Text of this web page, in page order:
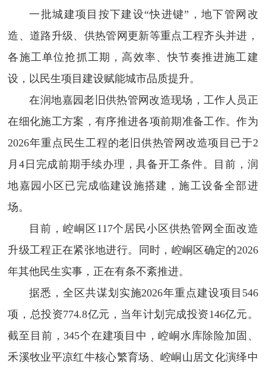
一批城建项目按下建设“快进键”，地下管网改
造、道路升级、供热管网更新等重点工程齐头并进，
各施工单位抢抓工期，高效率、快节奏推进施工建
设，以民生项目建设赋能城市品质提升。
在润地嘉园老旧供热管网改造现场，工作人员正
在细化施工方案，有序推进各项前期准备工作。作为
2026年重点民生工程的老旧供热管网改造项目已于2
月4日完成前期手续办理，具备开工条件。目前，润
地嘉园小区已完成临建设施搭建，施工设备全部进
场。
目前，崆峒区117个居民小区供热管网全面改造
升级工程正在紧张地进行。同时，崆峒区确定的2026
年其他民生实事，正在有条不紊推进。
据悉，全区共谋划实施2026年重点建设项目546
项，总投资774.8亿元，当年计划完成投资146亿元。
截至目前，345个在建项目中，崆峒水库除险加固、
禾溪牧业平凉红牛核心繁育场、崆峒山居文化演绎中